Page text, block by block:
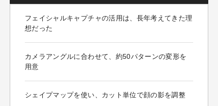
フェイシャルキャプチャの活用は、長年考えてきた理
想だった
カメラアングルに合わせて、約50パターンの変形を
用意
シェイプマップを使い、カット単位で顔の影を調整